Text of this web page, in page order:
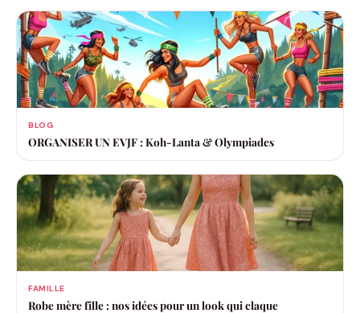
BLOG
ORGANISER UN EVJF : Koh-Lanta & Olympiades
FAMILLE
Robe mère fille : nos idées pour un look qui claque